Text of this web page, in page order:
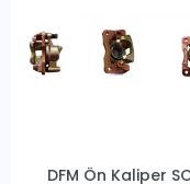
DFM Ön Kaliper